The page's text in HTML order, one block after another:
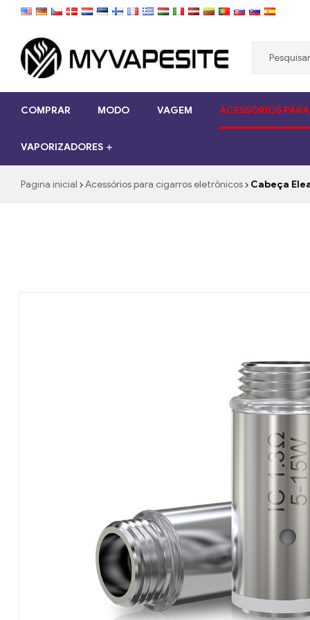
Myvapesite.de
eletrônicos
baratos
online
COMPRAR MODO VAGEM ACESSÓRIOS
VAPORIZADORES
Pagina inicial Acessórios para cigarros eletrônicos Cabeça